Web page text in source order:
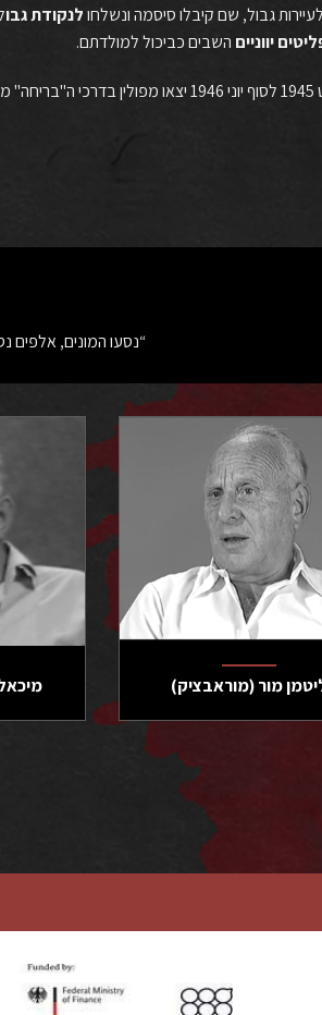
גבול, שם קיבלו סיסמה ונשלחולנקודתגבו
יווניים השבים כביכול למולדתם.
“נסעו המונים, אלפים
מור (מוראבציק)